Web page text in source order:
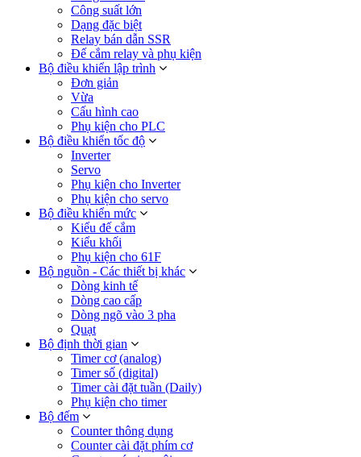
Công suất lớn
Dạng đặc biệt
Relay bán dẫn SSR
Đế cắm relay và phụ kiện
Bộ điều khiển lập trình
Đơn giản
Vừa
Cấu hình cao
Phụ kiện cho PLC
Bộ điều khiển tốc độ
Inverter
Servo
Phụ kiện cho Inverter
Phụ kiện cho servo
Bộ điều khiển mức
Kiểu đế cắm
Kiểu khối
Phụ kiện cho 61F
Bộ nguồn - Các thiết bị khác
Dòng kinh tế
Dòng cao cấp
Dòng ngõ vào 3 pha
Quạt
Bộ định thời gian
Timer cơ (analog)
Timer số (digital)
Timer cài đặt tuần (Daily)
Phụ kiện cho timer
Bộ đếm
Counter thông dụng
Counter cài đặt phím cơ